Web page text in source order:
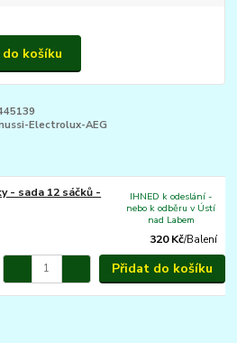
košíku
Electrolux-AEG
- sada 12 sáčků -
320 Kč/Balení
IHNED k odeslání -
nebo k odběru v Ústí
nad Labem
Přidat do košíku